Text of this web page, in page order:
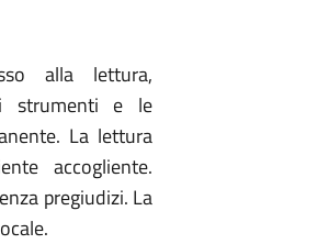
alla lettura,
strumenti e le
La lettura
accogliente.
pregiudizi. La